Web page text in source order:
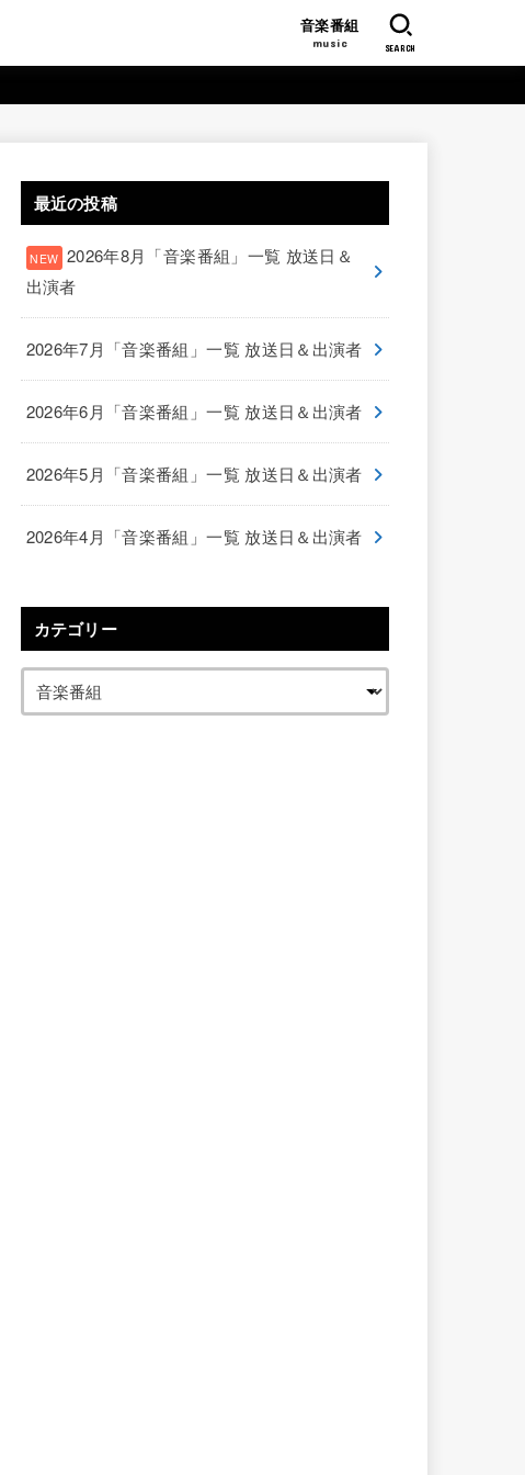
音楽番組
music SEARCH
最近の投稿
2026年8月「音楽番組」一覧 放送日＆
出演者
2026年7月「音楽番組」一覧 放送日＆出演者
2026年6月「音楽番組」一覧 放送日＆出演者
2026年5月「音楽番組」一覧 放送日＆出演者
2026年4月「音楽番組」一覧 放送日＆出演者
カテゴリー